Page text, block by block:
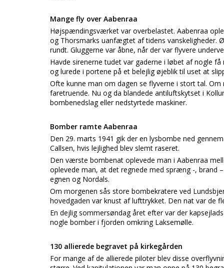
Mange fly over Aabenraa
Højspændingsværket var overbelastet. Aabenraa
og Thorsmarks uanfægtet af tidens vanskeligheder.
rundt. Gluggerne var åbne, når der var flyvere
Havde sirenerne tudet var gaderne i løbet af nogle
og lurede i portene på et belejlig øjeblik til uset at
Ofte kunne man om dagen se flyverne i stort tal.
faretruende. Nu og da blandede antiluftskytset i
bombenedslag eller nedstyrtede maskiner.
Bomber ramte Aabenraa
Den 29. marts 1941 gik der en lysbombe ned
Callsen, hvis lejlighed blev slemt raseret.
Den værste bombenat oplevede man i Aabenraa
oplevede man, at det regnede med spræng -, brand
egnen og Nordals.
Om morgenen sås store bombekratere ved
hovedgaden var knust af lufttrykket. Den nat var de
En dejlig sommersøndag året efter var der
nogle bomber i fjorden omkring Laksemølle.
130 allierede begravet på kirkegården
For mange af de allierede piloter blev disse